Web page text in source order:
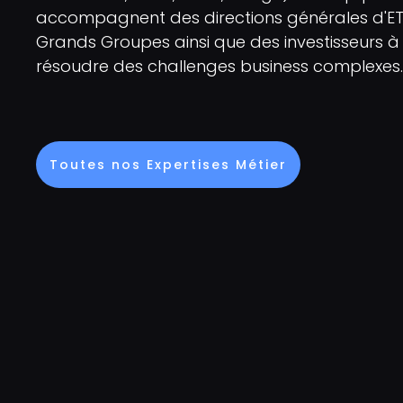
accompagnent des directions générales
Grands Groupes ainsi que des investisseurs à
résoudre des challenges business complexes.
Toutes nos Expertises Métier